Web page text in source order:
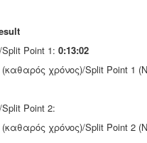
Point 1: 0:13:02
χρόνος)/Split Point 1
Point 2:
χρόνος)/Split Point 2